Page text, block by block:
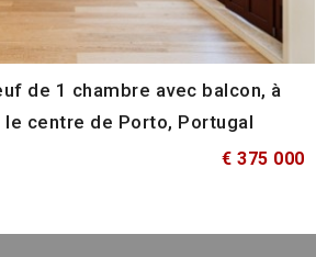
de 1 chambre avec balcon, à
le centre de Porto, Portugal
€ 375 000